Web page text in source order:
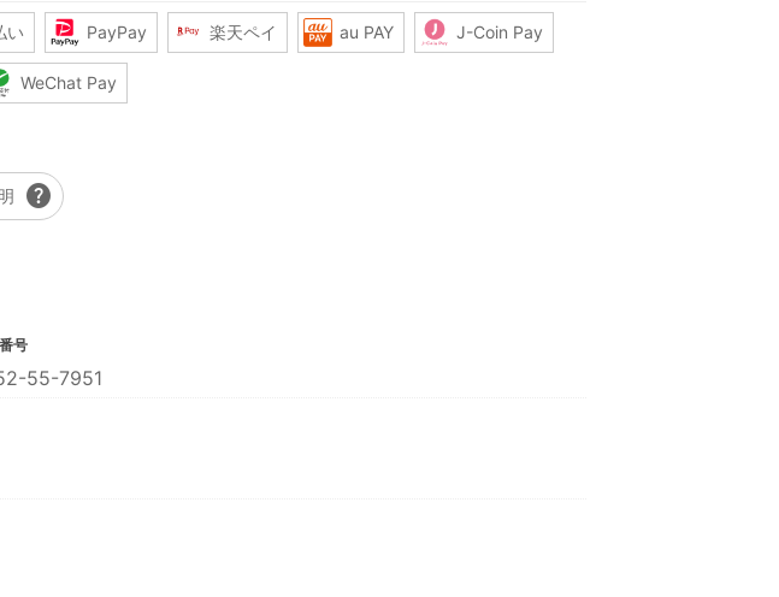
い PayPay 楽天ペイ au PAY J-Coin Pay
WeChat Pay
help
号
55-7951